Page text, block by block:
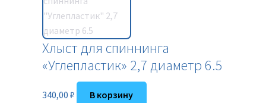
Хлыст для спиннинга
«Углепластик» 2,7 диаметр 6.5
340,00 ₽ В корзину